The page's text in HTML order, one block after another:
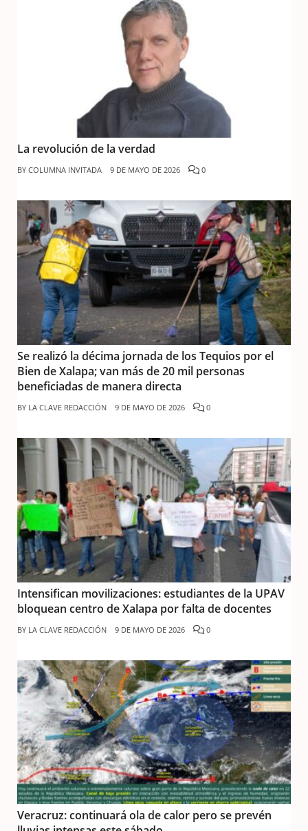
La revolución de la verdad
BY COLUMNA INVITADA 9 DE MAYO DE 2026 0
Se realizó la décima jornada de los Tequios por el
Bien de Xalapa; van más de 20 mil personas
beneficiadas de manera directa
BY LA CLAVE REDACCIÓN 9 DE MAYO DE 2026 0
Intensifican movilizaciones: estudiantes de la UPAV
bloquean centro de Xalapa por falta de docentes
BY LA CLAVE REDACCIÓN 9 DE MAYO DE 2026 0
Veracruz: continuará ola de calor pero se prevén